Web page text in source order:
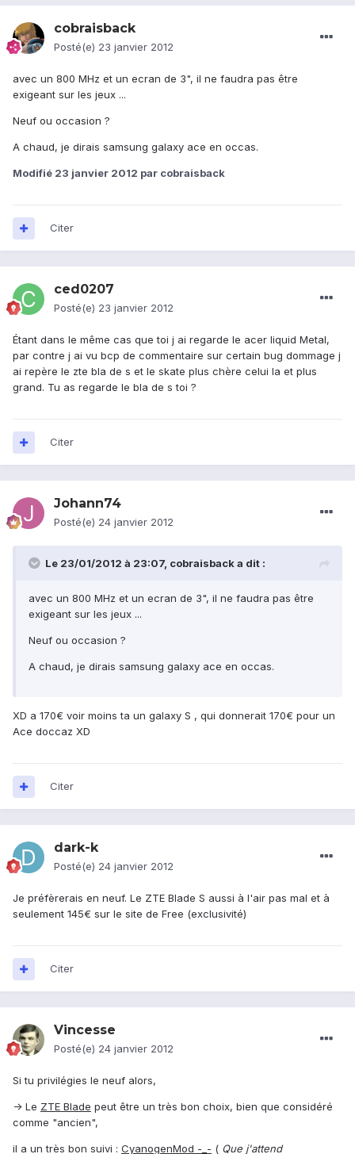
cobraisback
Posté(e) 23 janvier 2012
avec un 800 MHz et un ecran de 3", il ne faudra pas être
exigeant sur les jeux ...
Neuf ou occasion ?
A chaud, je dirais samsung galaxy ace en occas.
Modifié 23 janvier 2012 par cobraisback
Citer
ced0207
Posté(e) 23 janvier 2012
Étant dans le même cas que toi j ai regarde le acer liquid Metal,
par contre j ai vu bcp de commentaire sur certain bug dommage j
ai repère le zte bla de s et le skate plus chère celui la et plus
grand. Tu as regarde le bla de s toi ?
Citer
Johann74
Posté(e) 24 janvier 2012
Le 23/01/2012 à 23:07, cobraisback a dit :
avec un 800 MHz et un ecran de 3", il ne faudra pas être
exigeant sur les jeux ...
Neuf ou occasion ?
A chaud, je dirais samsung galaxy ace en occas.
XD a 170€ voir moins ta un galaxy S , qui donnerait 170€ pour un
Ace doccaz XD
Citer
dark-k
Posté(e) 24 janvier 2012
Je préfèrerais en neuf. Le ZTE Blade S aussi à l'air pas mal et à
seulement 145€ sur le site de Free (exclusivité)
Citer
Vincesse
Posté(e) 24 janvier 2012
Si tu privilégies le neuf alors,
-> Le ZTE Blade peut être un très bon choix, bien que considéré
comme "ancien",
il a un très bon suivi : CyanogenMod -_- ( Que j'attend